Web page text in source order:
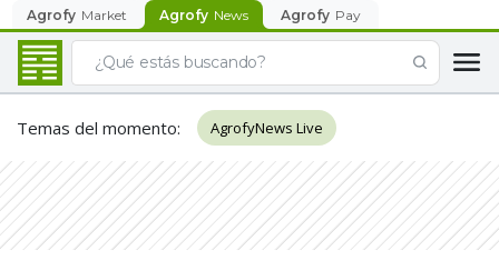
Agrofy Market Agrofy News Agrofy Pay
Temas del momento: AgrofyNews Live